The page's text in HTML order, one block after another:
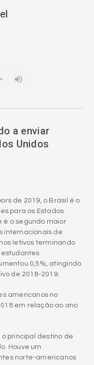
a enviar
Unidos
de 2019, o Brasil é o
para os Estados
é o segundo maior
internacionais de
letivos terminando
estudantes
0,5%, atingindo
de 2018-2019.
americanos no
em relação ao ano
o principal destino de
Houve um
norte-americanos